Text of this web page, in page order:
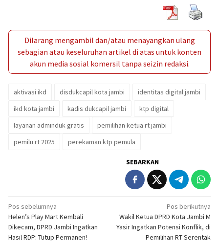
Dilarang mengambil dan/atau menayangkan ulang
sebagian atau keseluruhan artikel di atas untuk konten
akun media sosial komersil tanpa seizin redaksi.
aktivasi ikd disdukcapil kota jambi
identitas digital jambi
ikd kota jambi
kadis dukcapil jambi
ktp digital
layanan adminduk gratis
pemilihan ketua rt jambi
pemilu rt 2025
perekaman ktp pemula
SEBARKAN
Navigasi
pos
Pos sebelumnya
Helen’s Play Mart Kembali
Dikecam, DPRD Jambi Ingatkan
Hasil RDP: Tutup Permanen!
Pos berikutnya
Wakil Ketua DPRD Kota Jambi M
Yasir Ingatkan Potensi Konflik, di
Pemilihan RT Serentak